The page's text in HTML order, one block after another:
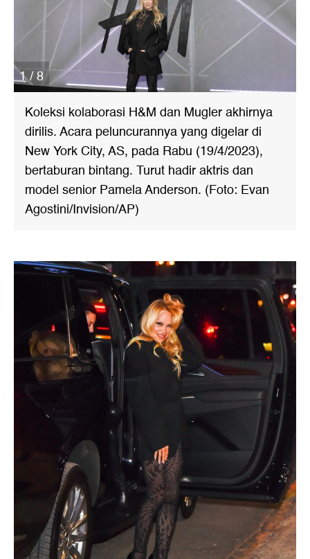
1 / 8
Koleksi kolaborasi H&M dan Mugler akhirnya
dirilis. Acara peluncurannya yang digelar di
New York City, AS, pada Rabu (19/4/2023),
bertaburan bintang. Turut hadir aktris dan
model senior Pamela Anderson. (Foto: Evan
Agostini/Invision/AP)